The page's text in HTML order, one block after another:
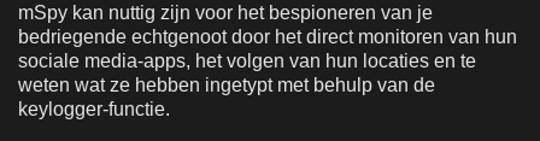
mSpy kan nuttig zijn voor het bespioneren van je
bedriegende echtgenoot door het direct monitoren van hun
sociale media-apps, het volgen van hun locaties en te
weten wat ze hebben ingetypt met behulp van de
keylogger-functie.